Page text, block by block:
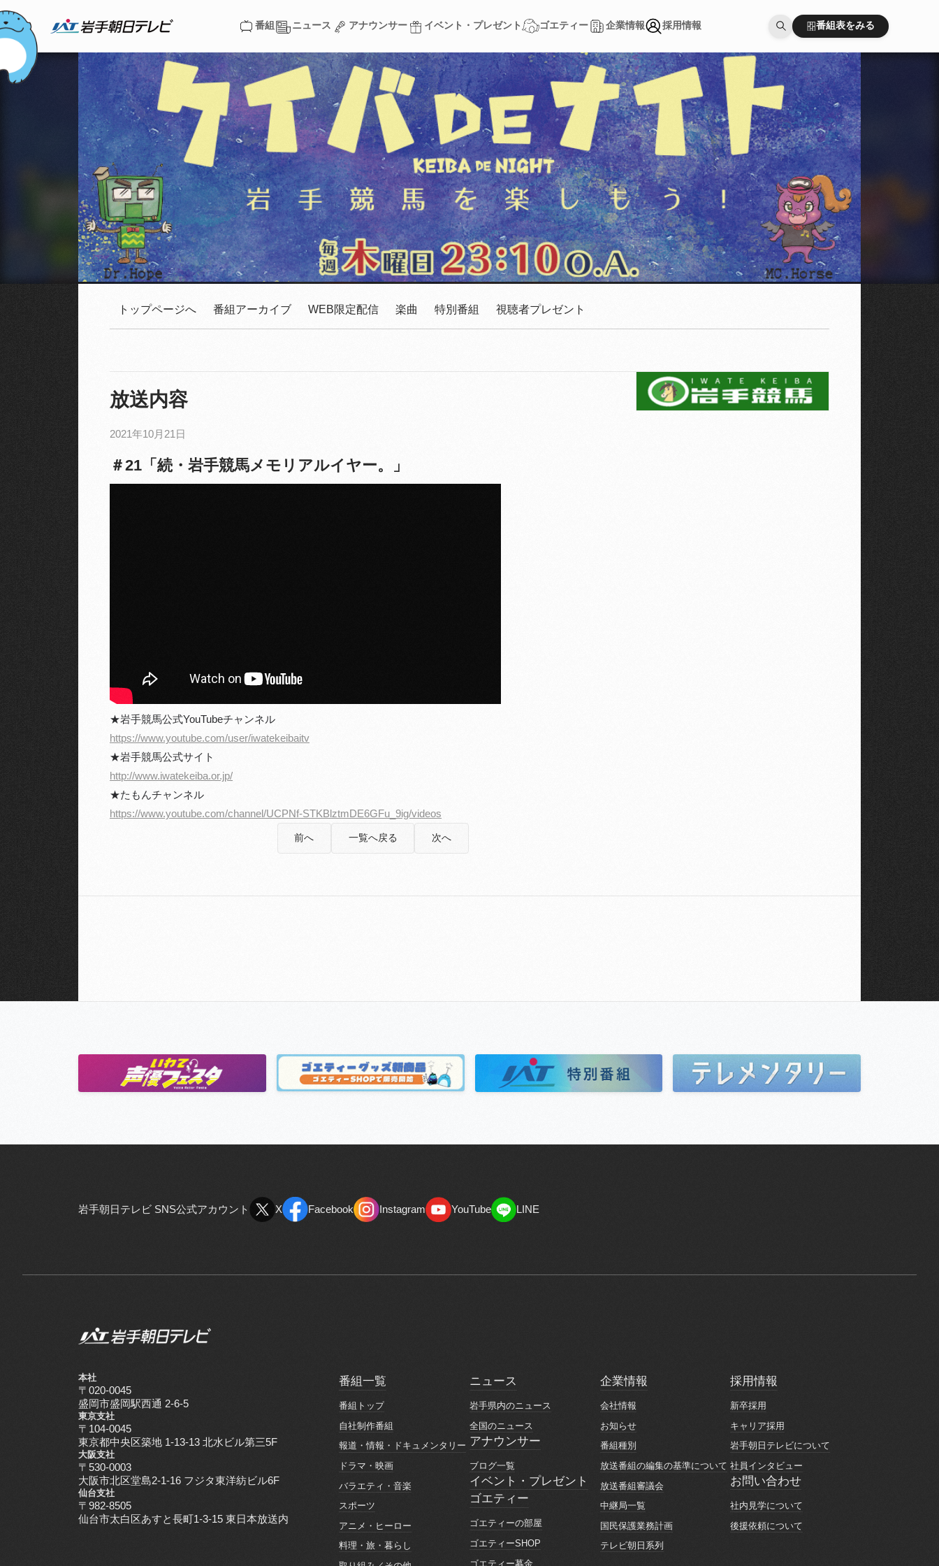
番組
ニュース
アナウンサー
イベント・プレゼント
ゴエティー
企業情報
採用情報
番組表をみる
番組表をみる
トップページへ 番組アーカイブ WEB限定配信 楽曲 特別番組 視聴者プレゼント
放送内容
2021年10月21日
＃21「続・岩手競馬メモリアルイヤー。」
★岩手競馬公式YouTubeチャンネル
https://www.youtube.com/user/iwatekeibaitv
★岩手競馬公式サイト
http://www.iwatekeiba.or.jp/
★たもんチャンネル
https://www.youtube.com/channel/UCPNf-STKBlztmDE6GFu_9ig/videos
前へ 一覧へ戻る 次へ
岩手朝日テレビ SNS公式アカウント
X
Facebook
Instagram
YouTube
LINE
本社
〒020-0045
盛岡市盛岡駅西通 2-6-5
東京支社
〒104-0045
東京都中央区築地 1-13-13 北水ビル第三5F
大阪支社
〒530-0003
大阪市北区堂島2-1-16 フジタ東洋紡ビル6F
仙台支社
〒982-8505
仙台市太白区あすと長町1-3-15 東日本放送内
番組一覧
番組一覧
番組トップ
番組トップ
自社制作番組
自社制作番組
報道・情報・ドキュメンタリー
報道・情報・ドキュメンタリー
ドラマ・映画
バラエティ・音楽
スポーツ
アニメ・ヒーロー
アニメ・ヒーロー
料理・旅・暮らし
料理・旅・暮らし
ニュース
ニュース
岩手県内のニュース
岩手県内のニュース
全国のニュース
全国のニュース
アナウンサー
アナウンサー
ブログ一覧
ブログ一覧
イベント・プレゼント
イベント・プレゼント
ゴエティー
ゴエティー
ゴエティーの部屋
ゴエティーの部屋
ゴエティーSHOP
ゴエティーSHOP
ゴエティー募金
企業情報
企業情報
会社情報
会社情報
お知らせ
お知らせ
番組種別
番組種別
放送番組の編集の基準について
放送番組の編集の基準について
放送番組審議会
放送番組審議会
中継局一覧
中継局一覧
国民保護業務計画
国民保護業務計画
テレビ朝日系列
採用情報
採用情報
新卒採用
キャリア採用
キャリア採用
岩手朝日テレビについて
岩手朝日テレビについて
社員インタビュー
社員インタビュー
お問い合わせ
お問い合わせ
社内見学について
社内見学について
後援依頼について